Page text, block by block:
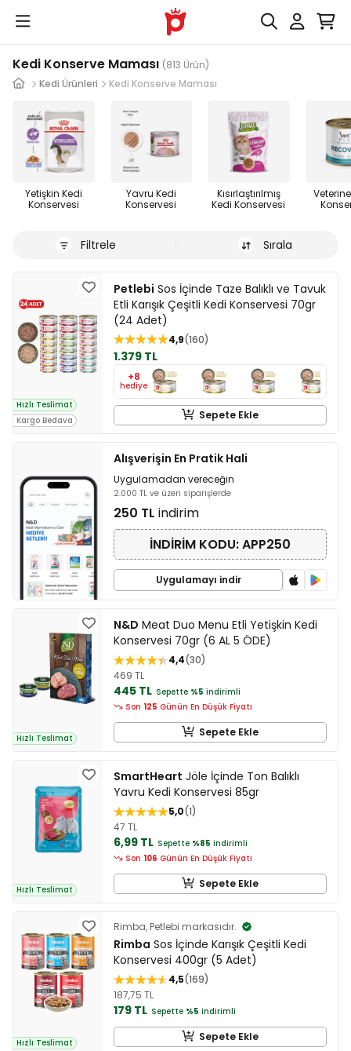
Kedi Konserve Maması (813 Ürün)
Kedi Ürünleri
Kedi Konserve Maması
Yetişkin Kedi
Konservesi
Yavru Kedi
Konservesi
Kısırlaştırılmış
Kedi Konservesi
Filtrele Sırala
Hızlı Teslimat
Kargo Bedava
Petlebi Sos İçinde Taze Balıklı ve Tavuk
Etli Karışık Çeşitli Kedi Konservesi 70gr
(24 Adet)
4,9 160
1.379 TL
+8
hediye
Sepete Ekle
Alışverişin En Pratik Hali
Uygulamadan vereceğin
2.000 TL ve üzeri siparişlerde
250 TL indirim
İNDİRİM KODU: APP250
Uygulamayı indir
Hızlı Teslimat
N&D Meat Duo Menu Etli Yetişkin Kedi
Konservesi 70gr (6 AL 5 ÖDE)
4,4 30
469 TL
445 TL Sepette %5 indirimli
Son 125 Günün En Düşük Fiyatı
Sepete Ekle
Hızlı Teslimat
SmartHeart Jöle İçinde Ton Balıklı
Yavru Kedi Konservesi 85gr
5,0 1
47 TL
6,99 TL Sepette %85 indirimli
Son 106 Günün En Düşük Fiyatı
Sepete Ekle
Hızlı Teslimat
Rimba, Petlebi markasıdır.
Rimba Sos İçinde Karışık Çeşitli Kedi
Konservesi 400gr (5 Adet)
4,5 169
187,75 TL
179 TL Sepette %5 indirimli
Sepete Ekle